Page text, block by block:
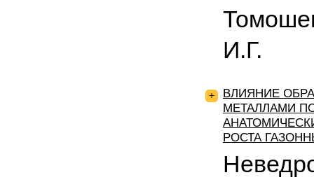
И.Г.
+
ВЛИЯНИЕ
МЕТАЛЛАМИ
РОСТА